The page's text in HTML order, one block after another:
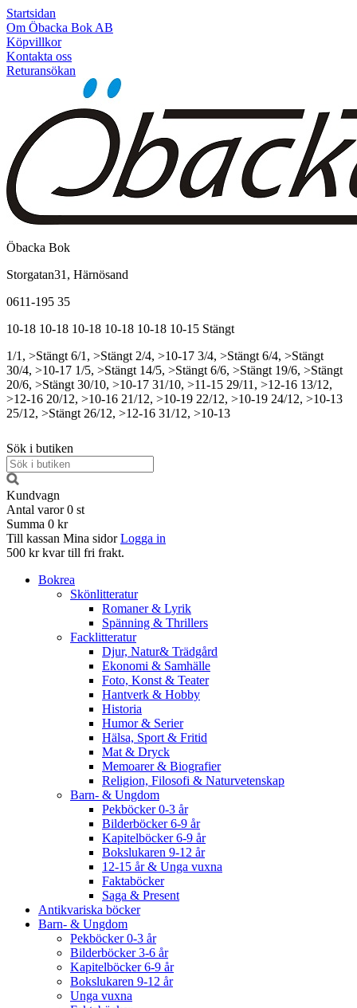
Startsidan
Om Öbacka Bok AB
Köpvillkor
Kontakta oss
Returansökan
Öbacka Bok
Storgatan31, Härnösand
0611-195 35
10-18 10-18 10-18 10-18 10-18 10-15 Stängt
1/1, >Stängt 6/1, >Stängt 2/4, >10-17 3/4, >Stängt 6/4, >Stängt
30/4, >10-17 1/5, >Stängt 14/5, >Stängt 6/6, >Stängt 19/6, >Stängt
20/6, >Stängt 30/10, >10-17 31/10, >11-15 29/11, >12-16 13/12,
>12-16 20/12, >10-16 21/12, >10-19 22/12, >10-19 24/12, >10-13
25/12, >Stängt 26/12, >12-16 31/12, >10-13
Sök i butiken
Kundvagn
Antal varor 0 st
Summa 0 kr
Till kassan Mina sidor Logga in
500 kr kvar till fri frakt.
Bokrea
Skönlitteratur
Romaner & Lyrik
Spänning & Thrillers
Facklitteratur
Djur, Natur& Trädgård
Ekonomi & Samhälle
Foto, Konst & Teater
Hantverk & Hobby
Historia
Humor & Serier
Hälsa, Sport & Fritid
Mat & Dryck
Memoarer & Biografier
Religion, Filosofi & Naturvetenskap
Barn- & Ungdom
Pekböcker 0-3 år
Bilderböcker 6-9 år
Kapitelböcker 6-9 år
Bokslukaren 9-12 år
12-15 år & Unga vuxna
Faktaböcker
Saga & Present
Antikvariska böcker
Barn- & Ungdom
Pekböcker 0-3 år
Bilderböcker 3-6 år
Kapitelböcker 6-9 år
Bokslukaren 9-12 år
Unga vuxna